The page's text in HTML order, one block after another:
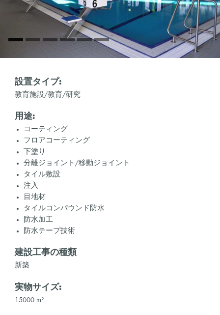
設置タイプ:
教育施設/教育/研究
用途:
コーティング
フロアコーティング
下塗り
分離ジョイント/移動ジョイント
タイル敷設
注入
目地材
タイルコンパウンド防水
防水加工
防水テープ技術
建設工事の種類
新築
実物サイズ:
15000 m²